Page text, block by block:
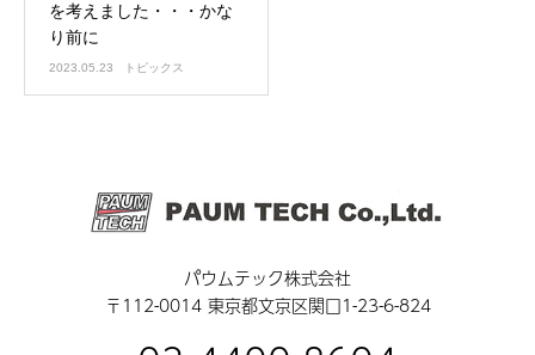
を考えました・・・かな
り前に
2023.05.23 トピックス
パウムテック株式会社
〒112-0014 東京都文京区関口1-23-6-824